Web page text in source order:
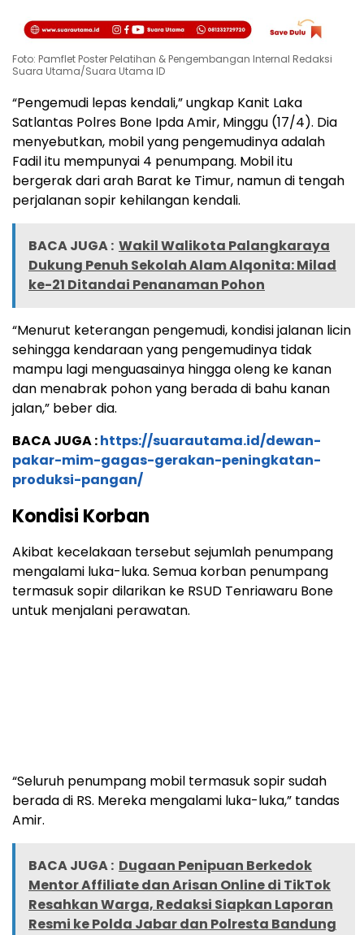
Foto: Pamflet Poster Pelatihan & Pengembangan Internal Redaksi
Suara Utama/Suara Utama ID
“Pengemudi lepas kendali,” ungkap Kanit Laka
Satlantas Polres Bone Ipda Amir, Minggu (17/4). Dia
menyebutkan, mobil yang pengemudinya adalah
Fadil itu mempunyai 4 penumpang. Mobil itu
bergerak dari arah Barat ke Timur, namun di tengah
perjalanan sopir kehilangan kendali.
BACA JUGA : Wakil Walikota Palangkaraya
Dukung Penuh Sekolah Alam Alqonita: Milad
ke-21 Ditandai Penanaman Pohon
“Menurut keterangan pengemudi, kondisi jalanan licin
sehingga kendaraan yang pengemudinya tidak
mampu lagi menguasainya hingga oleng ke kanan
dan menabrak pohon yang berada di bahu kanan
jalan,” beber dia.
BACA JUGA :https://suarautama.id/dewan-
pakar-mim-gagas-gerakan-peningkatan-
produksi-pangan/
Kondisi Korban
Akibat kecelakaan tersebut sejumlah penumpang
mengalami luka-luka. Semua korban penumpang
termasuk sopir dilarikan ke RSUD Tenriawaru Bone
untuk menjalani perawatan.
“Seluruh penumpang mobil termasuk sopir sudah
berada di RS. Mereka mengalami luka-luka,” tandas
Amir.
BACA JUGA : Dugaan Penipuan Berkedok
Mentor Affiliate dan Arisan Online di TikTok
Resahkan Warga, Redaksi Siapkan Laporan
Resmi ke Polda Jabar dan Polresta Bandung